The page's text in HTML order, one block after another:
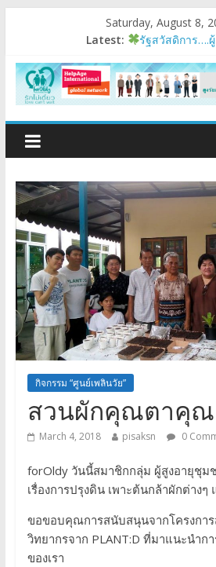
Saturday, August 8,
Latest:
รัฐสวัสดิการ….
มนุษย์ต่างวัย
แรงบันดาลใจห
กิจกรรม “ศูนย์เพลินวัย”
สวนผักคุณตาคุณ
March 4, 2018 pisaksn 0
forOldy วันนี้สมาชิกกลุ่ม ผู้สูงอายุชุม
เรื่องการปรุงดิน เพาะต้นกล้าผักต่าง
ขอขอบคุณการสนับสนุนจากโครงการ
วิทยากรจาก PLANT:D ที่มาแนะนำก
ของเรา